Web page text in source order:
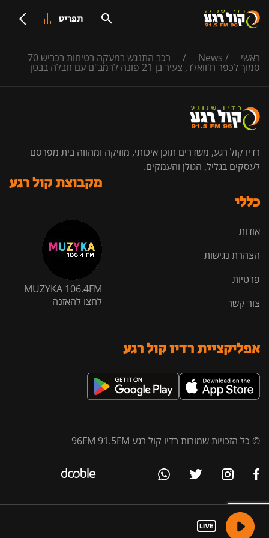
תפריט
ראשי /
News
/ רכב התנגש במעקה בטיחות בכביש 70
סמוך לכפר ח'וואלד, צעיר בן 21 פונה לרמב"ם עם חבלה בבטן
רדיו קול רגע, משדרים תוכן איכותי, מוזיקה ומהווה בית מפרסם
לעסקים בגליל, הגולן והעמקים.
כללי
אודות
הצהרת נגישות
פרטיות
צור קשר
מקבוצת קול רגע
MUZYKA 106.4FM
לחצו להאזנה
אפליקציית רדיו קול רגע
© כל הזכויות שמורות רדיו קול רגע 96FM 91.5FM